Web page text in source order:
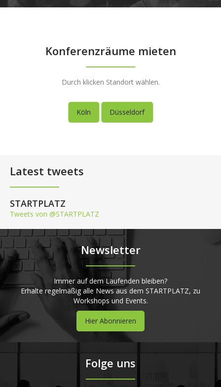
Konferenzräume mieten
Durch klicken Standort wählen.
Köln Düsseldorf
Latest tweets
STARTPLATZ
Tweets von @STARTPLATZ
Newsletter
Immer auf dem Laufenden bleiben?
Erhalte regelmäßig alle News aus dem STARTPLATZ, zu
Workshops und Events.
Hier Abonnieren
Folge uns